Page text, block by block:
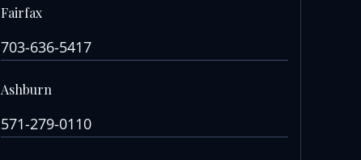
Fairfax
703-636-5417
Ashburn
571-279-0110